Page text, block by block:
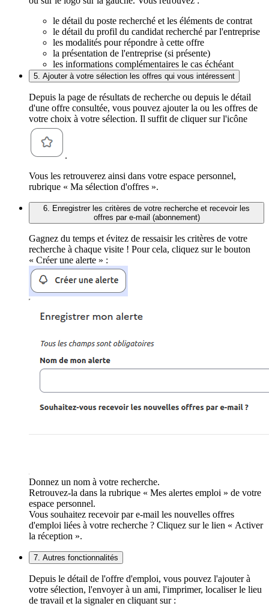
le détail du poste recherché et les éléments de contrat
le détail du profil du candidat recherché par l'entreprise
les modalités pour répondre à cette offre
la présentation de l'entreprise (si présente)
les informations complémentaires le cas échéant
5. Ajouter à votre sélection les offres qui vous intéressent
Depuis la page de résultats de recherche ou depuis le détail
d'une offre consultée, vous pouvez ajouter la ou les offres de
votre choix à votre sélection. Il suffit de cliquer sur l'icône
.
Vous les retrouverez ainsi dans votre espace personnel,
rubrique « Ma sélection d'offres ».
6. Enregistrer les critères de votre recherche et recevoir les
offres par e-mail (abonnement)
Gagnez du temps et évitez de ressaisir les critères de votre
recherche à chaque visite ! Pour cela, cliquez sur le bouton
« Créer une alerte » :
Donnez un nom à votre recherche.
Retrouvez-la dans la rubrique « Mes alertes emploi » de votre
espace personnel.
Vous souhaitez recevoir par e-mail les nouvelles offres
d'emploi liées à votre recherche ? Cliquez sur le lien « Activer
la réception ».
7. Autres fonctionnalités
Depuis le détail de l'offre d'emploi, vous pouvez l'ajouter à
votre sélection, l'envoyer à un ami, l'imprimer, localiser le lieu
de travail et la signaler en cliquant sur :